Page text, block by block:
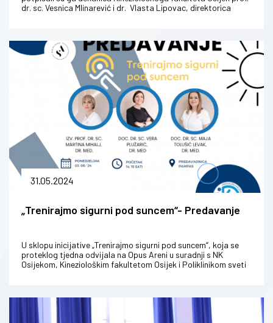
dr. sc. Vesnica Mlinarević i dr. Vlasta Lipovac, direktorica
31.05.2024
„Trenirajmo sigurni pod suncem“- Predavanje
U sklopu inicijative „Trenirajmo sigurni pod suncem“, koja se
proteklog tjedna odvijala na Opus Areni u suradnji s NK
Osijekom, Kineziološkim fakultetom Osijek i Poliklinikom sveti